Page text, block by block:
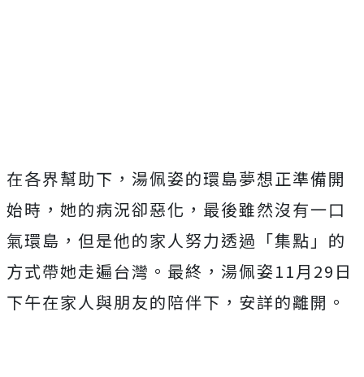
在各界幫助下，湯佩姿的環島夢想正準備開
始時，她的病況卻惡化，最後雖然沒有一口
氣環島，但是他的家人努力透過「集點」的
方式帶她走遍台灣。最終，湯佩姿11月 29 日
下午在家人與朋友的陪伴下，安詳的離開。